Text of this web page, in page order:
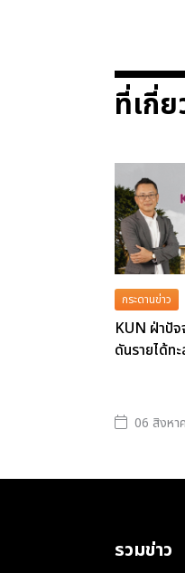
ที่เกี่
กระดานข่าว
KUN ฝ่าปั
ดันรายได้ท
06 สิงหา
รวมข่าว